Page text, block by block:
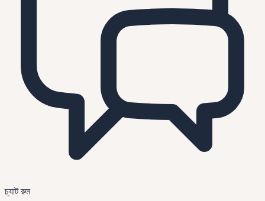
চ্যাট রুম